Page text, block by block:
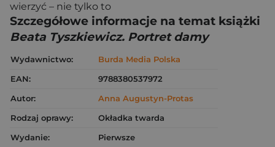
wierzyć – nie tylko to
Szczegółowe informacje na temat książki
Beata Tyszkiewicz. Portret damy
Wydawnictwo:
Burda Media Polska
EAN:
9788380537972
Autor:
Anna Augustyn-Protas
Rodzaj oprawy:
Okładka twarda
Wydanie:
Pierwsze